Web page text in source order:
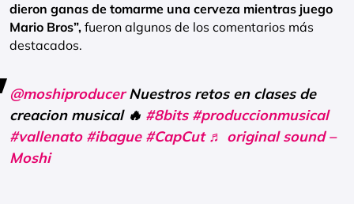
dieron ganas de tomarme una cerveza mientras juego
Mario Bros”, fueron algunos de los comentarios más
destacados.
@moshiproducerNuestros retos en clases de
creacion musical 🔥 #8bits #produccionmusical
#vallenato #ibague #CapCut ♬ original sound –
Moshi